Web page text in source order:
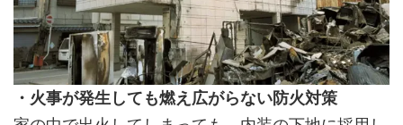
・火事が発生しても燃え広がらない防火対策